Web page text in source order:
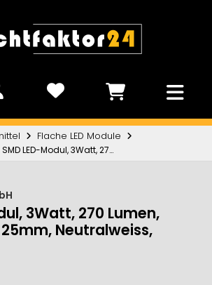
Flache LED Module
SMD LED-Modul, 3Watt, 270 Lumen, 230Volt, 50 x 25mm, Neutralweiss, 4000Kelvin
3Watt, 270 Lumen,
Neutralweiss,